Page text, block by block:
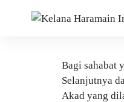
Bagi sahabat
Selanjutnya
Akad yang